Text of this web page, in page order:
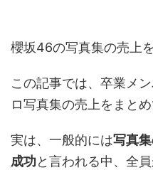
櫻坂46の写真集の売上
この記事では、卒業メ
ロ写真集の売上をまとめ
実は、一般的には写真
成功と言われる中、全